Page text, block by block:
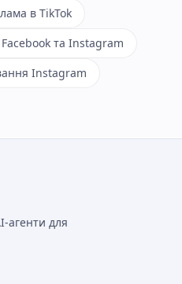
в TikTok
та Instagram
Instagram
агенти для